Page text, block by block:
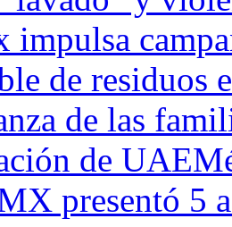
de residuos
de las
de
presentó 5